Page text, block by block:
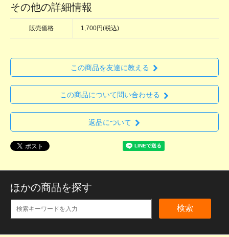
その他の詳細情報
販売価格 1,700円(税込)
この商品を友達に教える
この商品について問い合わせる
返品について
ほかの商品を探す
検索